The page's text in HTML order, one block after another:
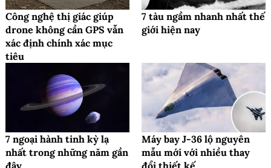
Công nghệ thị giác giúp
drone không cần GPS vẫn
xác định chính xác mục
tiêu
7 tàu ngầm nhanh nhất thế
giới hiện nay
7 ngoại hành tinh kỳ lạ
nhất trong những năm gần
Máy bay J-36 lộ nguyên
mẫu mới với nhiều thay